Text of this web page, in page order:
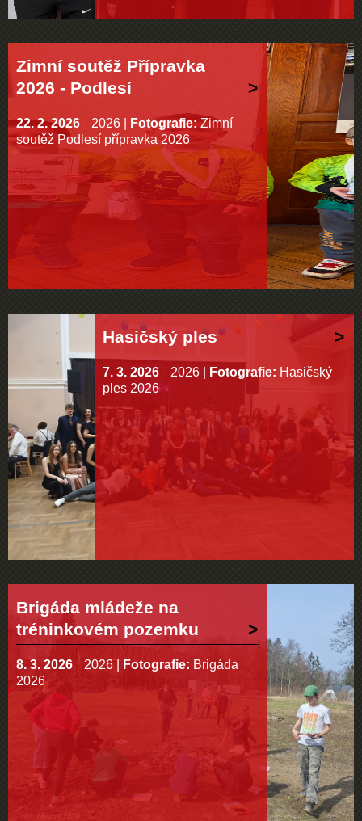
Zimní soutěž Přípravka
2026 - Podlesí
22. 2. 2026 2026 Fotografie: Zimní
soutěž Podlesí přípravka 2026
Hasičský ples
7. 3. 2026 2026 Fotografie: Hasičský
ples 2026
Brigáda mládeže na
tréninkovém pozemku
8. 3. 2026 2026 Fotografie: Brigáda
2026